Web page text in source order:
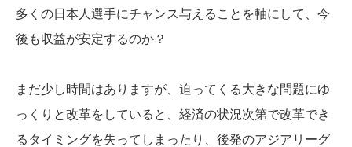
多くの日本人選手にチャンス与えることを軸にして、今
後も収益が安定するのか？
まだ少し時間はありますが、迫ってくる大きな問題にゆ
っくりと改革をしていると、経済の状況次第で改革でき
るタイミングを失ってしまったり、後発のアジアリーグ